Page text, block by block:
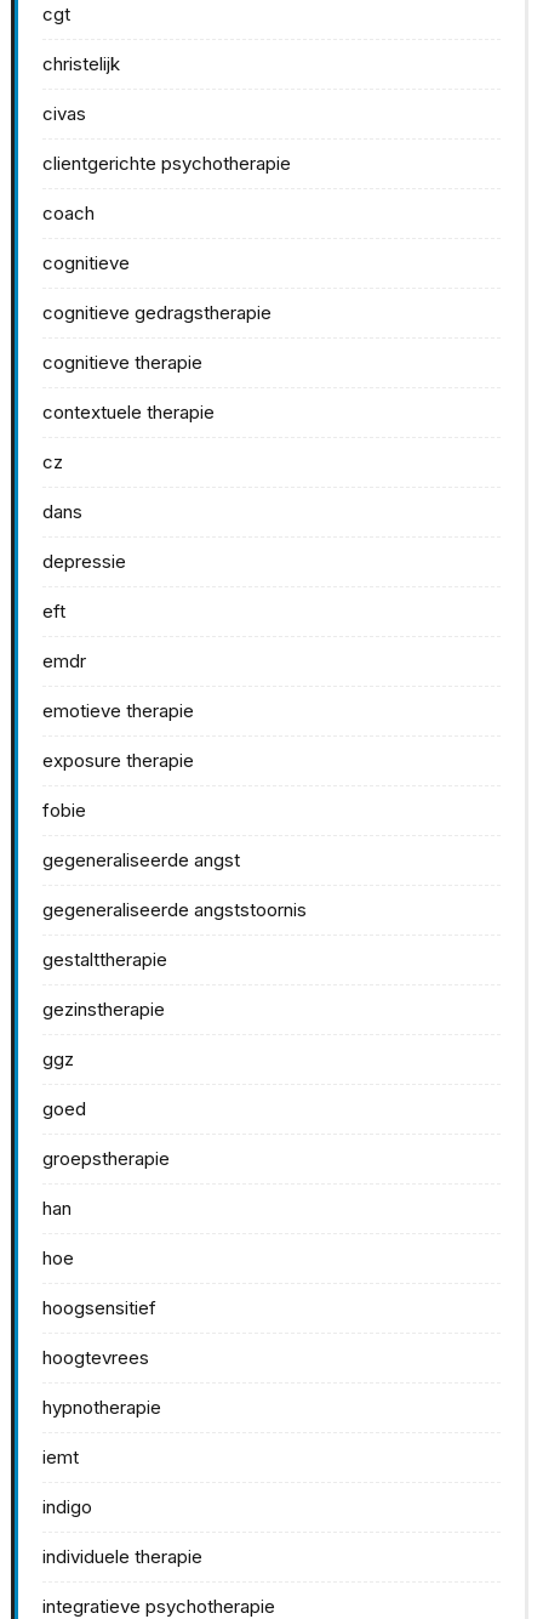
cgt
christelijk
civas
clientgerichte psychotherapie
coach
cognitieve
cognitieve gedragstherapie
cognitieve therapie
contextuele therapie
cz
dans
depressie
eft
emdr
emotieve therapie
exposure therapie
fobie
gegeneraliseerde angst
gegeneraliseerde angststoornis
gestalttherapie
gezinstherapie
ggz
goed
groepstherapie
han
hoe
hoogsensitief
hoogtevrees
hypnotherapie
iemt
indigo
individuele therapie
integratieve psychotherapie